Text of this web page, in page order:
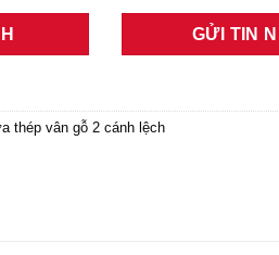
GỬI TIN
thép vân gỗ 2 cánh lệch